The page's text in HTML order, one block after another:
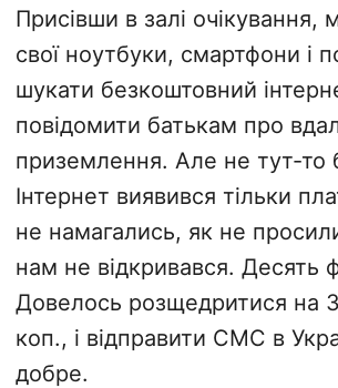
Присівши в залі очікування,
свої ноутбуки, смартфони і
шукати безкоштовний
повідомити батькам про
приземлення. Але не тут-то
Інтернет виявився тільки
не намагались, як не
нам не відкривався. Десять
Довелось розщедритися на
коп., і відправити СМС в
добре.